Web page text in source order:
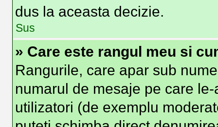
dus la aceasta decizie.
Sus
» Care este rangul meu si
Rangurile, care apar sub
numarul de mesaje pe care
utilizatori (de exemplu